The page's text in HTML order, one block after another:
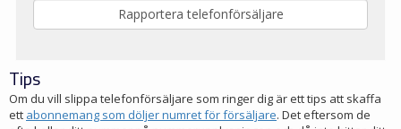
Tips
Om du vill slippa telefonförsäljare som ringer dig är ett tips att skaffa
ett abonnemang som döljer numret för försäljare. Det eftersom de